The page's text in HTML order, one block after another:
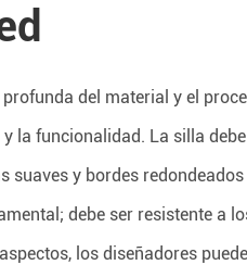
del material y el
la funcionalidad. La silla
suaves y bordes
debe ser resistente a
los diseñadores